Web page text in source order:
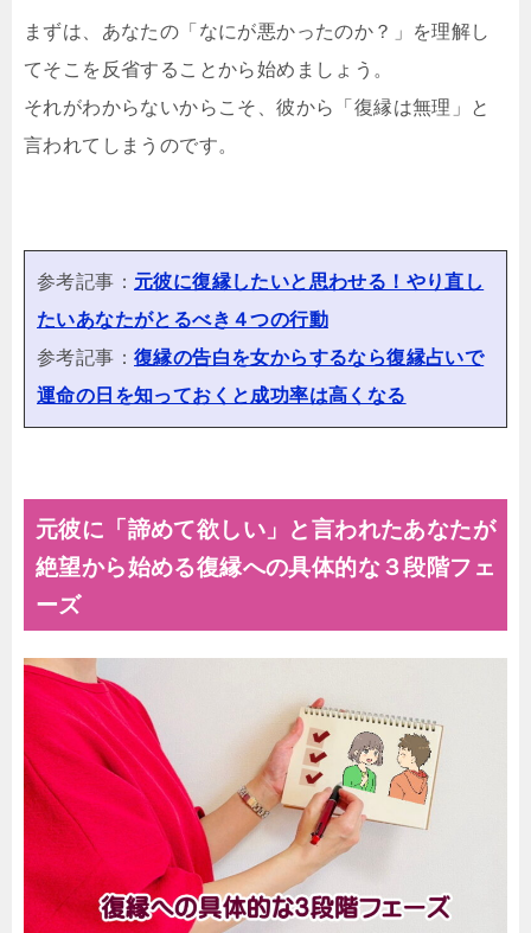
まずは、あなたの「なにが悪かったのか？」を理解し
てそこを反省することから始めましょう。
それがわからないからこそ、彼から「復縁は無理」と
言われてしまうのです。
参考記事： 元彼に復縁したいと思わせる！やり直し
たいあなたがとるべき４つの行動
参考記事： 復縁の告白を女からするなら復縁占いで
運命の日を知っておくと成功率は高くなる
元彼に「諦めて欲しい」と言われたあなたが
絶望から始める復縁への具体的な３段階フェ
ーズ